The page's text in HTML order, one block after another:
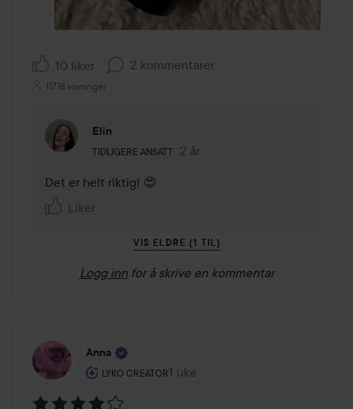
10 liker 2 kommentarer
11718 visninger
Elin
TIDLIGERE ANSATT
Brukerens rolle: Tidligere ansatt.
2 år
Kommentaren lades 2 år
Det er helt riktig! 😍
Liker
VIS ELDRE (1 TIL)
Logg inn for å skrive en kommentar
Anna
LYKO CREATOR
Brukerens rolle: Lyko Creator.
1 uke
Innlegget ble opprettet 1 uke